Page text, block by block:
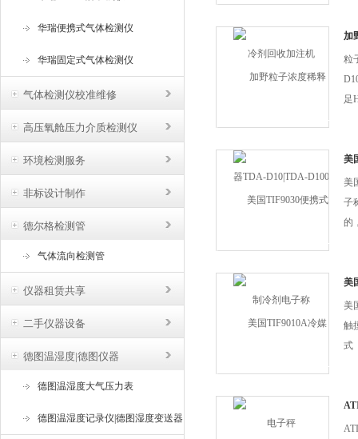
华瑞便携式气体检测仪
华瑞固定式气体检测仪
气体检测仪校准维修
高压氧舱压力介质检测仪
环境检测服务
非标设计制作
德尔格检测管
气体流向检测管
仪器租赁共享
二手仪器设备
德图温湿度|德图仪器
德图温湿度大气压力表
德图温湿度记录仪|德图湿度变送器
冷
功
能
加
粒
足
高
的
控
美
子
美
子
的
在
和
控
美
美
触
式
是
升